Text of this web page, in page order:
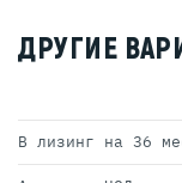
ДРУГИЕ
В лизинг на 36